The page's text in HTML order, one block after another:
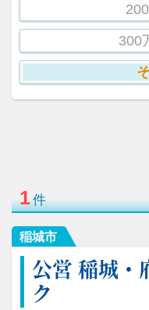
300
1件
稲城市
公営 稲城・
ク